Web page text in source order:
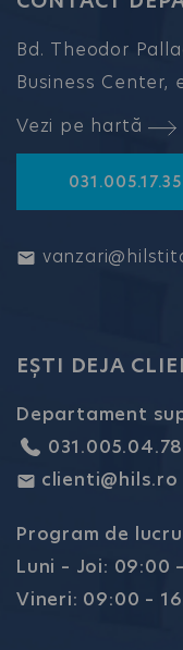
Bd. Theodor
Business Center,
Vezi pe hartă
031.005.17.35
EȘTI DEJA
Departament
031.005.04.78
clienti@hils.ro
Program de lucru
Luni – Joi: 09:00
Vineri: 09:00 –